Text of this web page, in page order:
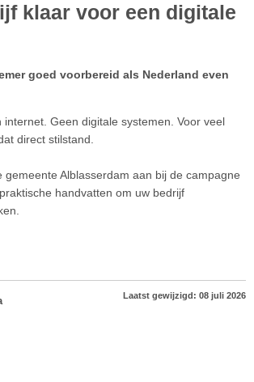
klaar voor een digitale
goed voorbereid als Nederland even
Geen digitale systemen. Voor veel
direct stilstand.
gemeente Alblasserdam aan bij de campagne
praktische handvatten om uw bedrijf
Laatst gewijzigd: 08 juli 2026